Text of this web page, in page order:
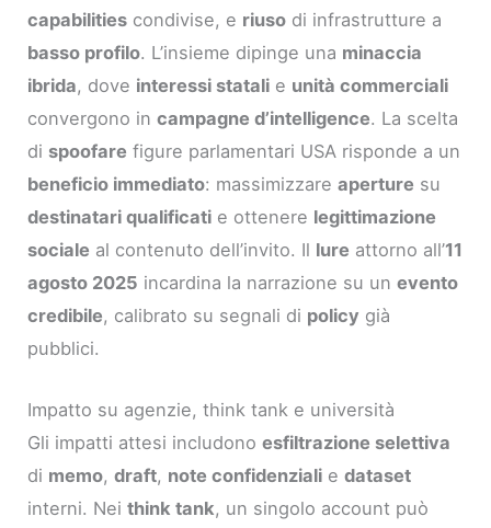
capabilities condivise, e riuso di infrastrutture a
basso profilo. L’insieme dipinge una minaccia
ibrida, dove interessi statali e unità commerciali
convergono incampagne d’intelligence. La scelta
di spoofare figure parlamentari USA risponde a un
beneficio immediato: massimizzareaperture su
destinatari qualificati e ottenere legittimazione
sociale al contenuto dell’invito. Il lure attorno all’11
agosto 2025 incardina la narrazione su unevento
credibile, calibrato su segnali di policy già
pubblici.
Impatto su agenzie, think tank e università
Gli impatti attesi includonoesfiltrazione selettiva
di memo,draft, note confidenziali edataset
interni. Neithink tank, un singolo account può